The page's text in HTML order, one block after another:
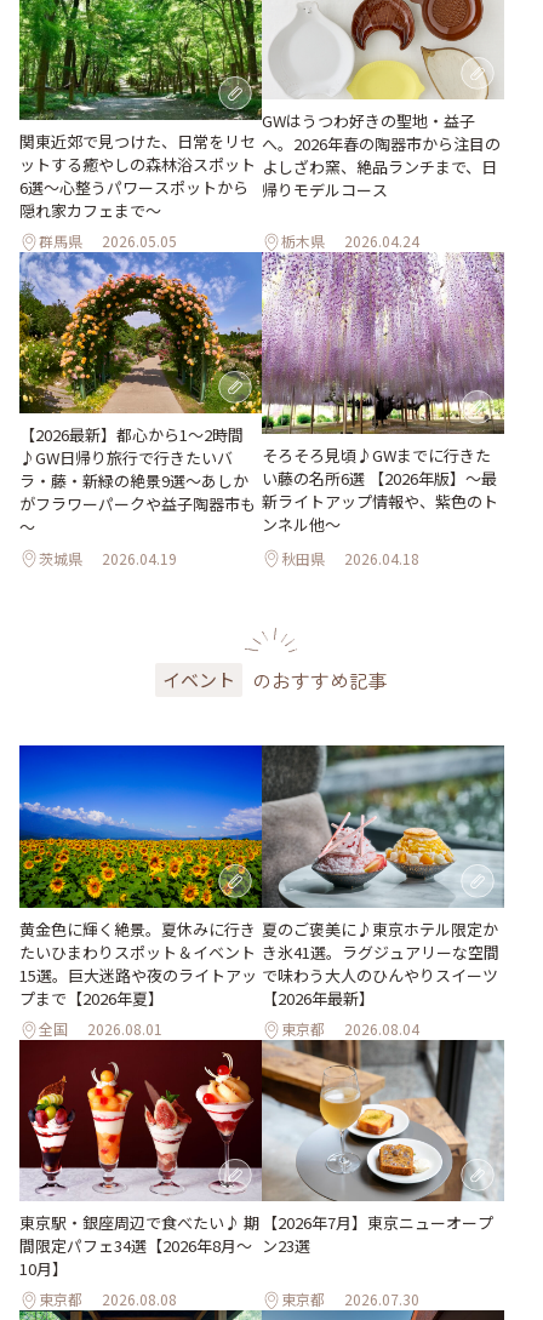
関東近郊で見つけた、日常をリセ
ットする癒やしの森林浴スポット
6選～心整うパワースポットから
隠れ家カフェまで～
群馬県 2026.05.05
GWはうつわ好きの聖地・益子
へ。2026年春の陶器市から注目の
よしざわ窯、絶品ランチまで、日
帰りモデルコース
栃木県 2026.04.24
【2026最新】都心から1～2時間
♪GW日帰り旅行で行きたいバ
ラ・藤・新緑の絶景9選～あしか
がフラワーパークや益子陶器市も
～
茨城県 2026.04.19
そろそろ見頃♪GWまでに行きた
い藤の名所6選 【2026年版】～最
新ライトアップ情報や、紫色のト
ンネル他～
秋田県 2026.04.18
イベント のおすすめ記事
黄金色に輝く絶景。夏休みに行き
たいひまわりスポット＆イベント
15選。巨大迷路や夜のライトアッ
プまで【2026年夏】
全国 2026.08.01
夏のご褒美に♪東京ホテル限定か
き氷41選。ラグジュアリーな空間
で味わう大人のひんやりスイーツ
【2026年最新】
東京都 2026.08.04
東京駅・銀座周辺で食べたい♪ 期
間限定パフェ34選【2026年8月～
10月】
東京都 2026.08.08
【2026年7月】東京ニューオープ
ン23選
東京都 2026.07.30